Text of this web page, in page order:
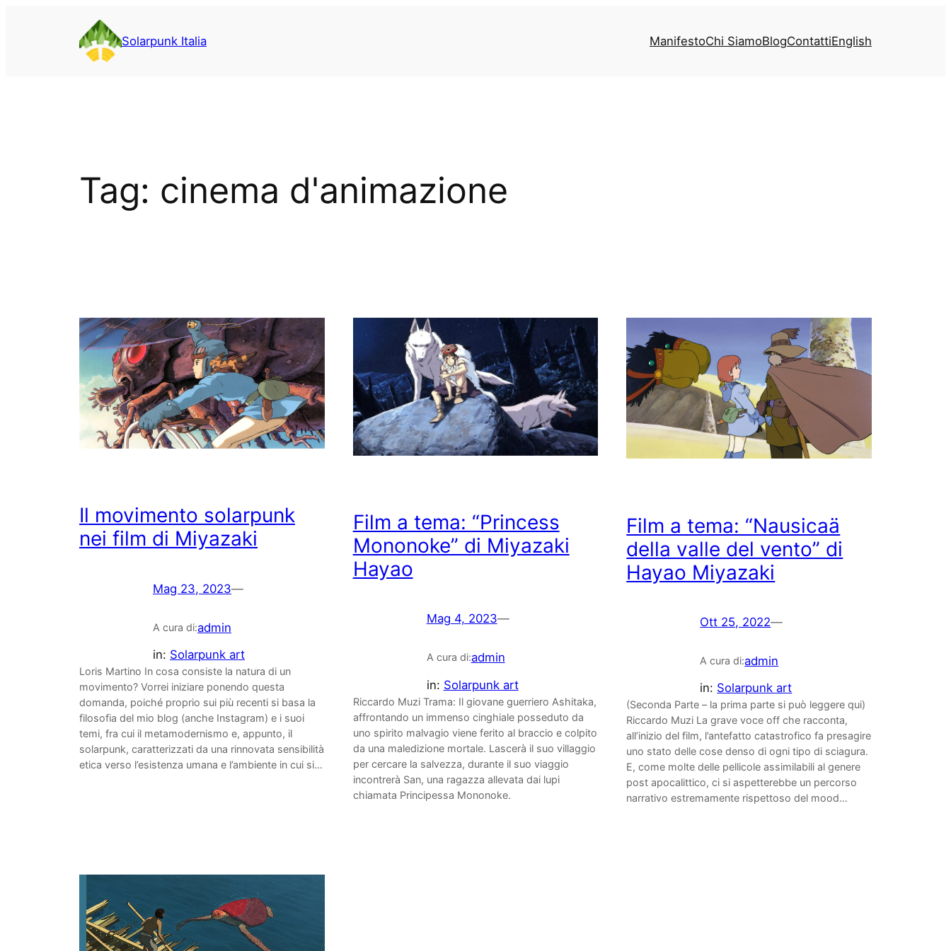
Solarpunk Italia ManifestoChi SiamoBlogContattiEnglish
Tag: cinema d'animazione
Il movimento solarpunk
nei film di Miyazaki
Mag 23, 2023—
A cura di:admin
in: Solarpunk art
Loris Martino In cosa consiste la natura di un
movimento? Vorrei iniziare ponendo questa
domanda, poiché proprio sui più recenti si basa la
filosofia del mio blog (anche Instagram) e i suoi
temi, fra cui il metamodernismo e, appunto, il
solarpunk, caratterizzati da una rinnovata sensibilità
etica verso l’esistenza umana e l’ambiente in cui si…
Film a tema: “Princess
Mononoke” di Miyazaki
Hayao
Mag 4, 2023—
A cura di:admin
in: Solarpunk art
Riccardo Muzi Trama: Il giovane guerriero Ashitaka,
affrontando un immenso cinghiale posseduto da
uno spirito malvagio viene ferito al braccio e colpito
da una maledizione mortale. Lascerà il suo villaggio
per cercare la salvezza, durante il suo viaggio
incontrerà San, una ragazza allevata dai lupi
chiamata Principessa Mononoke.
Film a tema: “Nausicaä
della valle del vento” di
Hayao Miyazaki
Ott 25, 2022—
A cura di:admin
in: Solarpunk art
(Seconda Parte – la prima parte si può leggere qui)
Riccardo Muzi La grave voce off che racconta,
all’inizio del film, l’antefatto catastrofico fa presagire
uno stato delle cose denso di ogni tipo di sciagura.
E, come molte delle pellicole assimilabili al genere
post apocalittico, ci si aspetterebbe un percorso
narrativo estremamente rispettoso del mood…